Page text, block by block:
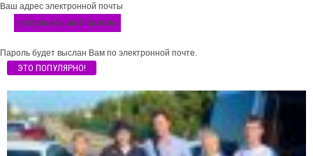
Ваш адрес электронной почты
Пароль будет выслан Вам по электронной почте.
ЭТО ПОПУЛЯРНО!